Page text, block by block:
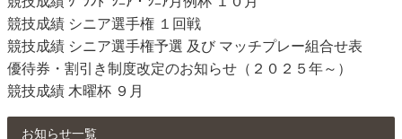
競技成績 シニア選手権 １回戦
競技成績 シニア選手権予選 及び マッチプレー組合せ表
優待券・割引き制度改定のお知らせ（２０２５年～）
競技成績 木曜杯 ９月
お知らせ一覧